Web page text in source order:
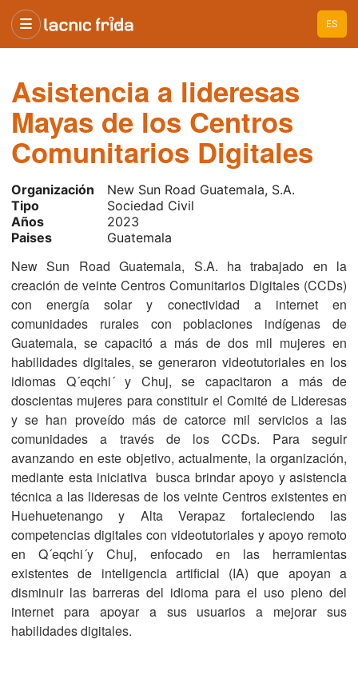
ES
Asistencia a lideresas
Mayas de los Centros
Comunitarios Digitales
Organización
New Sun Road Guatemala, S.A.
Tipo
Sociedad Civil
Años
2023
Paises
Guatemala
New Sun Road Guatemala, S.A. ha trabajado en la
creación de veinte Centros Comunitarios Digitales (CCDs)
con energía solar y conectividad a internet en
comunidades rurales con poblaciones indígenas de
Guatemala, se capacitó a más de dos mil mujeres en
habilidades digitales, se generaron videotutoriales en los
idiomas Q´eqchi´ y Chuj, se capacitaron a más de
doscientas mujeres para constituir el Comité de Lideresas
y se han proveído más de catorce mil servicios a las
comunidades a través de los CCDs. Para seguir
avanzando en este objetivo, actualmente, la organización,
mediante esta iniciativa busca brindar apoyo y asistencia
técnica a las lideresas de los veinte Centros existentes en
Huehuetenango y Alta Verapaz fortaleciendo las
competencias digitales con videotutoriales y apoyo remoto
en Q´eqchi´y Chuj, enfocado en las herramientas
existentes de inteligencia artificial (IA) que apoyan a
disminuir las barreras del idioma para el uso pleno del
internet para apoyar a sus usuarios a mejorar sus
habilidades digitales.